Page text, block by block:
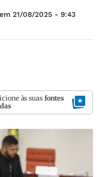
21/08/2025 - 9:43
às suas fontes